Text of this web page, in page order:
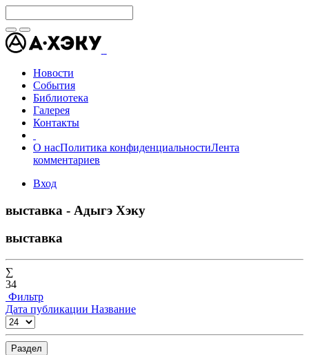
Новости
События
Библиотека
Галерея
Контакты
О насПолитика конфиденциальностиЛента
комментариев
Вход
выставка - Адыгэ Хэку
выставка
∑
34
Фильтр
Дата публикации Название
Раздел